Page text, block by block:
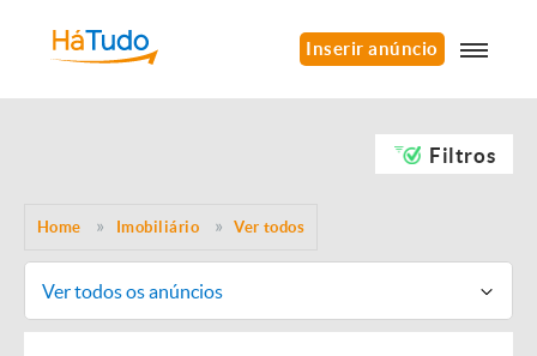
Inserir anúncio
Filtros
Home Imobiliário Ver todos
Ver todos os anúncios